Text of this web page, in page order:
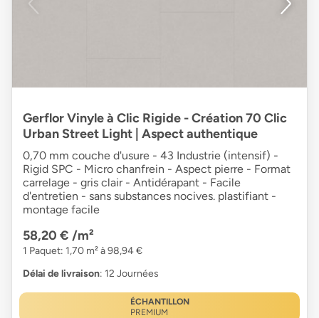
Gerflor Vinyle à Clic Rigide - Création 70 Clic
Urban Street Light | Aspect authentique
0,70 mm couche d'usure - 43 Industrie (intensif) -
Rigid SPC - Micro chanfrein - Aspect pierre - Format
carrelage - gris clair - Antidérapant - Facile
d'entretien - sans substances nocives. plastifiant -
montage facile
58,20 € /m²
1 Paquet: 1,70 m² à 98,94 €
Délai de livraison: 12 Journées
ÉCHANTILLON
PREMIUM